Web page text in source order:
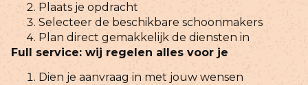
Plaats je opdracht
Selecteer de beschikbare schoonmakers
Plan direct gemakkelijk de diensten in
Full service: wij regelen alles voor je
Dien je aanvraag in met jouw wensen